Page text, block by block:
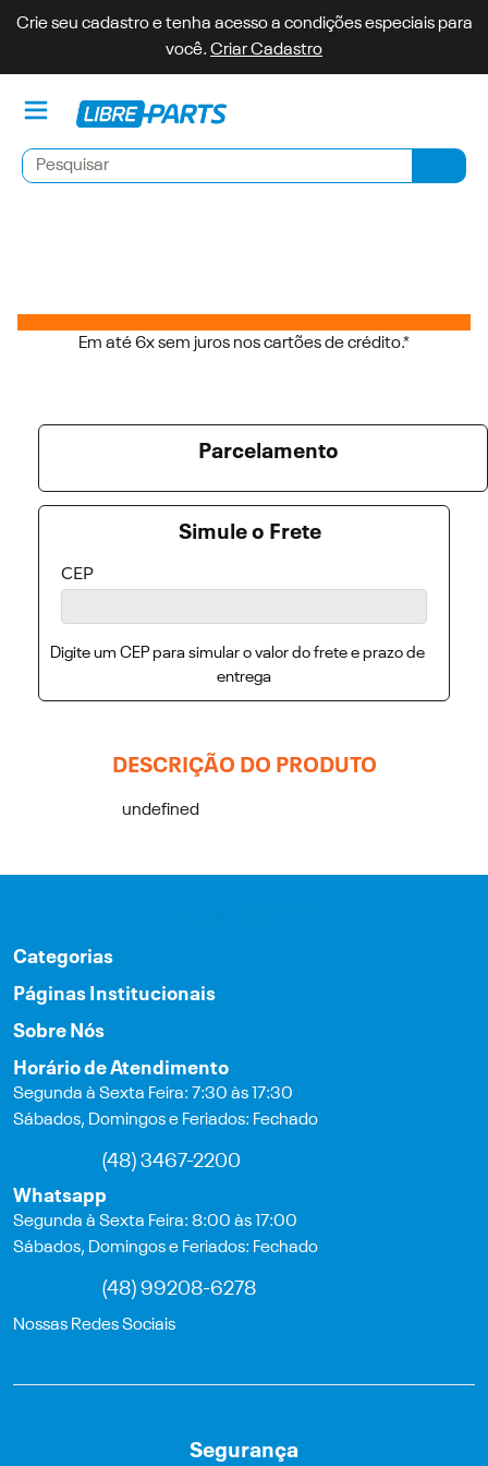
Crie seu cadastro e tenha acesso a condições especiais para
você. Criar Cadastro
Pesquisar
Em até 6x sem juros nos cartões de crédito.*
Parcelamento
Simule o Frete
CEP
Digite um CEP para simular o valor do frete e prazo de
entrega
DESCRIÇÃO DO PRODUTO
undefined
Categorias
Páginas Institucionais
Sobre Nós
Horário de Atendimento
Segunda à Sexta Feira: 7:30 às 17:30
Sábados, Domingos e Feriados: Fechado
(48) 3467-2200
Whatsapp
Segunda à Sexta Feira: 8:00 às 17:00
Sábados, Domingos e Feriados: Fechado
(48) 99208-6278
Nossas Redes Sociais
Segurança